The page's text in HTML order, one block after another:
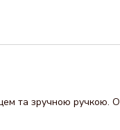
та зручною ручкою.